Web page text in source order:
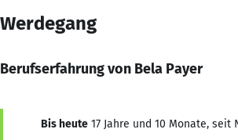
Werdegang
Berufserfahrung von Bela Payer
Bis heute 17 Jahre und 10 Monate, seit